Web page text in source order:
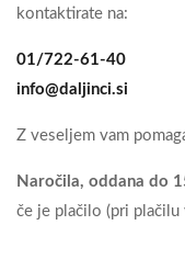
kontaktirate na:
01/722-61-40
info@daljinci.si
Z veseljem vam
Naročila, oddana do
če je plačilo (pri plačilu